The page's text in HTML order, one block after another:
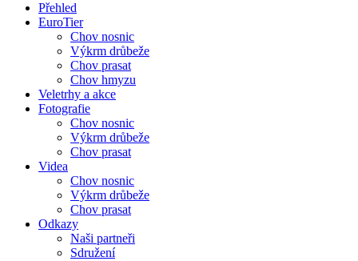
Přehled
EuroTier
Chov nosnic
Výkrm drůbeže
Chov prasat
Chov hmyzu
Veletrhy a akce
Fotografie
Chov nosnic
Výkrm drůbeže
Chov prasat
Videa
Chov nosnic
Výkrm drůbeže
Chov prasat
Odkazy
Naši partneři
Sdružení